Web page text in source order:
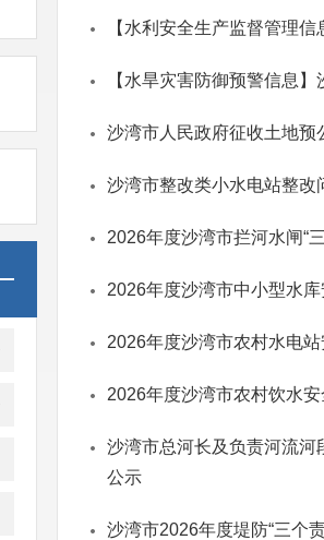
【水利安全生产监督管理
【水旱灾害防御预警信息
沙湾市人民政府征收土地预
沙湾市整改类小水电站整改
2026年度沙湾市拦河水闸“
2026年度沙湾市中小型水
2026年度沙湾市农村水电
2026年度沙湾市农村饮水
沙湾市总河长及负责河流
公示
沙湾市2026年度堤防“三个